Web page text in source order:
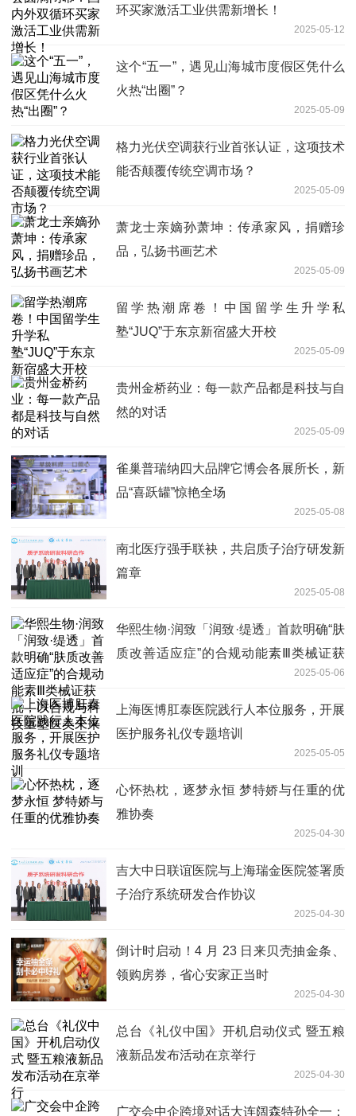
环买家激活工业供需新增长！
2025-05-12
这个“五一”，遇见山海城市度假区凭什么
火热“出圈”？
2025-05-09
格力光伏空调获行业首张认证，这项技术
能否颠覆传统空调市场？
2025-05-09
萧龙士亲嫡孙萧坤：传承家风，捐赠珍
品，弘扬书画艺术
2025-05-09
留学热潮席卷！中国留学生升学私
塾“JUQ”于东京新宿盛大开校
2025-05-09
贵州金桥药业：每一款产品都是科技与自
然的对话
2025-05-09
雀巢普瑞纳四大品牌它博会各展所长，新
品“喜跃罐”惊艳全场
2025-05-08
南北医疗强手联袂，共启质子治疗研发新
篇章
2025-05-08
华熙生物·润致「润致·缇透」首款明确“肤
质改善适应症”的合规动能素Ⅲ类械证获
2025-05-06
上海医博肛泰医院践行人本位服务，开展
医护服务礼仪专题培训
2025-05-05
心怀热枕，逐梦永恒 梦特娇与任重的优
雅协奏
2025-04-30
吉大中日联谊医院与上海瑞金医院签署质
子治疗系统研发合作协议
2025-04-30
倒计时启动！4 月 23 日来贝壳抽金条、
领购房券，省心安家正当时
2025-04-30
总台《礼仪中国》开机启动仪式 暨五粮
液新品发布活动在京举行
2025-04-30
广交会中企跨境对话大连阔森特孙全一：